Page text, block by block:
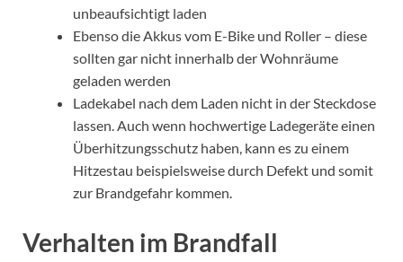
unbeaufsichtigt laden
Ebenso die Akkus vom E-Bike und Roller – diese
sollten gar nicht innerhalb der Wohnräume
geladen werden
Ladekabel nach dem Laden nicht in der Steckdose
lassen. Auch wenn hochwertige Ladegeräte einen
Überhitzungsschutz haben, kann es zu einem
Hitzestau beispielsweise durch Defekt und somit
zur Brandgefahr kommen.
Verhalten im Brandfall